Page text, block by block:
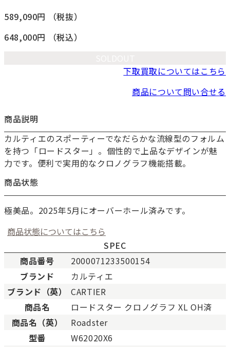
589,090円
（税抜）
648,000円
（税込）
下取買取についてはこちら
商品について問い合せる
商品説明
カルティエのスポーティーでなだらかな流線型のフォルム
を持つ「ロードスター」。個性的で上品なデザインが魅
力です。便利で実用的なクロノグラフ機能搭載。
商品状態
極美品。2025年5月にオーバーホール済みです。
商品状態についてはこちら
新品
未使用
SAランク
未使用同様品。数回使用
Aランク
ABランク
SPEC
商品番号
2000071233500154
ブランド
カルティエ
ブランド（英）
CARTIER
商品名
ロードスター クロノグラフ XL OH済
商品名（英）
Roadster
型番
W62020X6